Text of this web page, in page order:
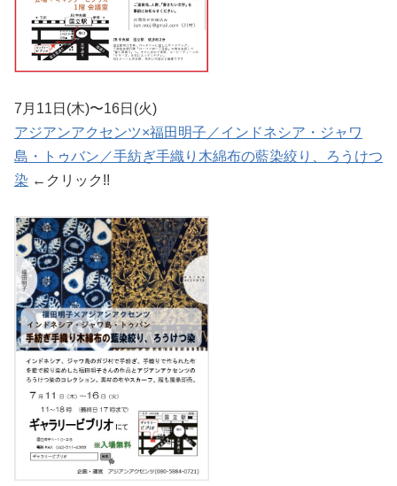
7月11日(木)〜16日(火)
アジアンアクセンツ×福田明子／インドネシア・ジャワ
島・トゥバン／手紡ぎ手織り木綿布の藍染絞り、ろうけつ
染 ←クリック!!